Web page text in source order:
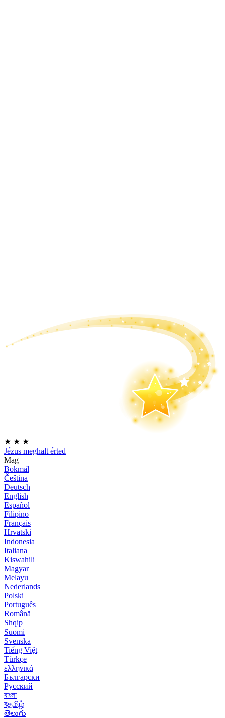
★ ★ ★
Jézus meghalt érted
Mag
Bokmål
Čeština
Deutsch
English
Español
Filipino
Français
Hrvatski
Indonesia
Italiana
Kiswahili
Magyar
Melayu
Nederlands
Polski
Português
Română
Shqip
Suomi
Svenska
Tiếng Việt
Türkçe
ελληνικά
Български
Русский
বাংলা
বதமிழ்
తెలుగు